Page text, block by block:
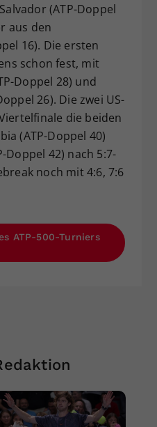
(ATP-Doppel
aus den
16). Die ersten
schon fest, mit
Doppel 28) und
26). Die zwei US-
die beiden
(ATP-Doppel 40)
Doppel 42) nach 5:7-
noch mit 4:6, 7:6
ATP-500-Turniers